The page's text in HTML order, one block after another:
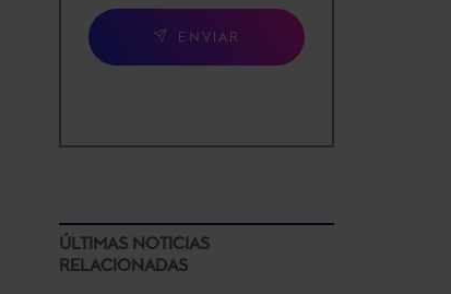
ENVIAR
ÚLTIMAS NOTICIAS
RELACIONADAS